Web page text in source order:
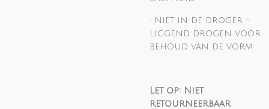
• Niet in de droger –
liggend drogen voor
behoud van de vorm.
Let op: Niet
retourneerbaar